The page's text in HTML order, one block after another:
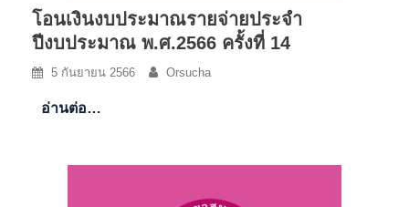
โอนเงินงบประมาณรายจ่ายประจำ
ปีงบประมาณ พ.ศ.2566 ครั้งที่ 14
5 กันยายน 2566 Orsucha
อ่านต่อ…